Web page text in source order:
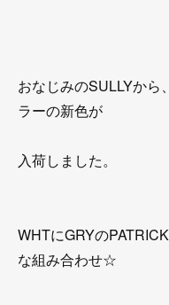
おなじみのSULLYから
ラーの新色が
入荷しました。
WHTにGRYの
な組み合わせ☆